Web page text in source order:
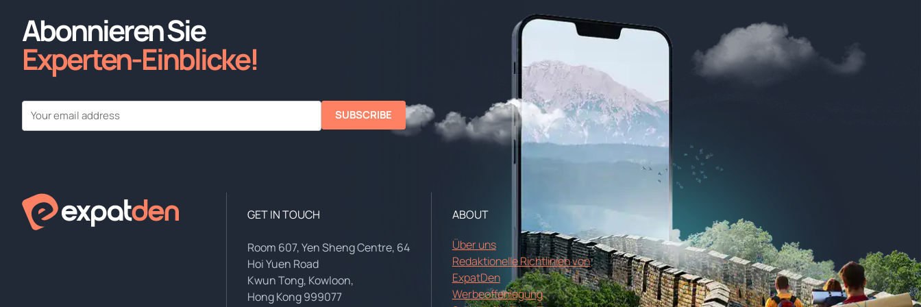
Abonnieren Sie
Experten-Einblicke!
SUBSCRIBE
GET IN TOUCH
Room 607, Yen Sheng Centre, 64
Hoi Yuen Road
Kwun Tong, Kowloon,
Hong Kong 999077
ABOUT
Über uns
Redaktionelle Richtlinien von
ExpatDen
Werbeoffenlegung